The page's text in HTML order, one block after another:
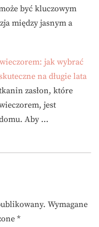
być kluczowym
między jasnym a
jak wybrać
na długie lata
zasłon, które
jest
Aby …
Wymagane
*